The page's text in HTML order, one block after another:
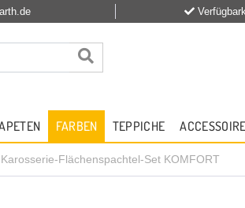
FARBEN TEPPICHE
Karosserie-Flächenspachtel-Set KOMFORT